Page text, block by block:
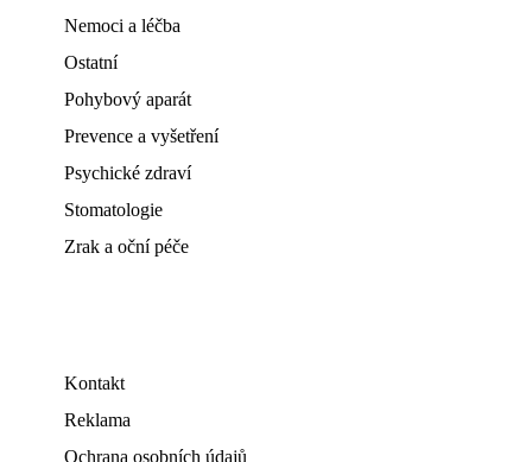
Nemoci a léčba
Ostatní
Pohybový aparát
Prevence a vyšetření
Psychické zdraví
Stomatologie
Zrak a oční péče
Kontakt
Reklama
Ochrana osobních údajů